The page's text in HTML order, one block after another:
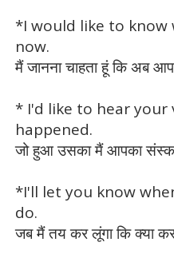
*I would like to
now.
मैं जानना चाहता हूं कि अब
* I'd like to hear your
happened.
जो हुआ उसका मैं आपका
*I'll let you know
do.
जब मैं तय कर लूंगा कि क्या